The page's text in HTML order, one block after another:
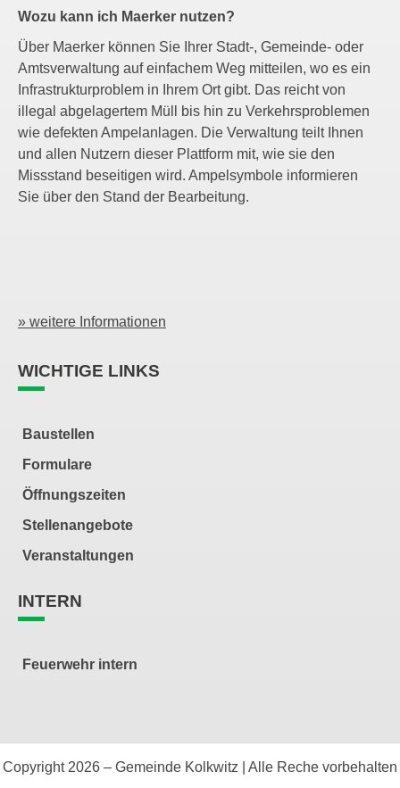
Wozu kann ich Maerker nutzen?
Über Maerker können Sie Ihrer Stadt-, Gemeinde- oder
Amtsverwaltung auf einfachem Weg mitteilen, wo es ein
Infrastrukturproblem in Ihrem Ort gibt. Das reicht von
illegal abgelagertem Müll bis hin zu Verkehrsproblemen
wie defekten Ampelanlagen. Die Verwaltung teilt Ihnen
und allen Nutzern dieser Plattform mit, wie sie den
Missstand beseitigen wird. Ampelsymbole informieren
Sie über den Stand der Bearbeitung.
» weitere Informationen
WICHTIGE LINKS
Baustellen
Formulare
Öffnungszeiten
Stellenangebote
Veranstaltungen
INTERN
Feuerwehr intern
Copyright 2026 – Gemeinde Kolkwitz | Alle Reche vorbehalten